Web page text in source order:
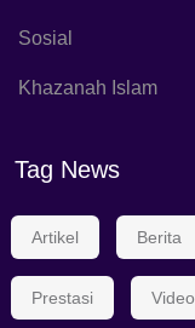
Sosial
Khazanah Islam
Tag News
Artikel Berita
Prestasi Video